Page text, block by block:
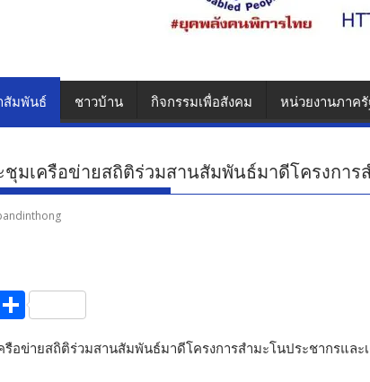
สัมพันธ์ ชาวบ้าน กิจกรรมเพื่อสังคม หน่วยงานภาครั
มเครือข่ายสถิติร่วมสานสัมพันธ์มาดีโครงการ
n
S
h
ar
อข่ายสถิติร่วมสานสัมพันธ์มาดีโครงการสำมะโนประชากรและ